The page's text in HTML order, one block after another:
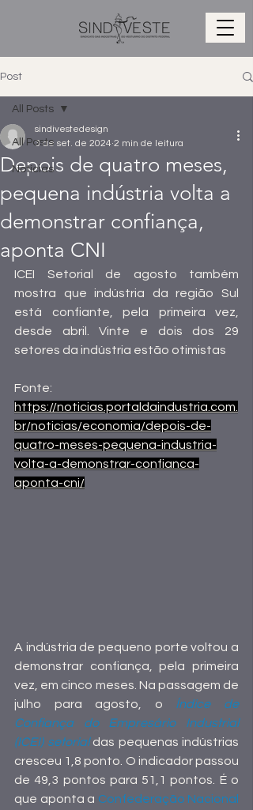
Post
All Posts
Notícias
All Posts
Depois de quatro meses,
pequena indústria volta a
demonstrar confiança,
aponta CNI
sindivestedesign
3 de set. de 2024 2 min de leitura
ICEI Setorial de agosto também
mostra que indústria da região Sul
está confiante, pela primeira vez,
desde abril. Vinte e dois dos 29
setores da indústria estão otimistas
Fonte:
https://noticias.portaldaindustria.com.
br/noticias/economia/depois-de-
quatro-meses-pequena-industria-
volta-a-demonstrar-confianca-
aponta-cni/
A indústria de pequeno porte voltou a
demonstrar confiança, pela primeira
vez, em cinco meses. Na passagem de
julho para agosto, o Índice de
Confiança do Empresário Industrial
(ICEI) setorial das pequenas indústrias
cresceu 1,8 ponto. O indicador passou
de 49,3 pontos para 51,1 pontos. É o
que aponta a Confederação Nacional